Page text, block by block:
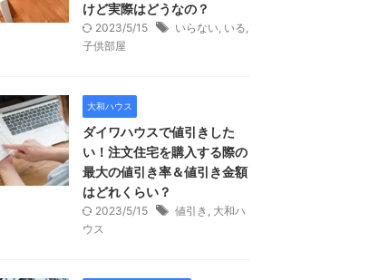
けど実際はどうなの？
2023/5/15 いらない, いる,
子供部屋
大和ハウス
ダイワハウスで値引きした
い！注文住宅を購入する際の
最大の値引き率＆値引き金額
はどれくらい？
2023/5/15 値引き , 大和ハ
ウス